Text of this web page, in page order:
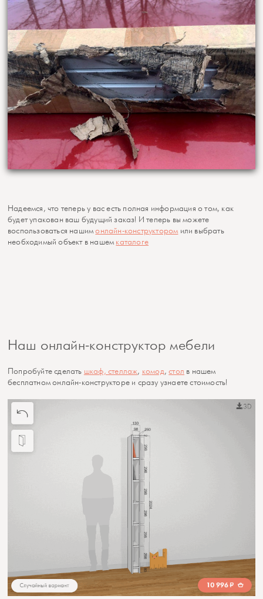
Надеемся, что теперь у вас есть полная информация о том, как
будет упакован ваш будущий заказ! И теперь вы можете
воспользоваться нашимонлайн-конструктором или выбрать
необходимый объект в нашем каталоге
Наш онлайн-конструктор мебели
Попробуйте сделать шкаф, стеллаж, комод,стол в нашем
бесплатном онлайн-конструкторе и сразу узнаете стоимость!